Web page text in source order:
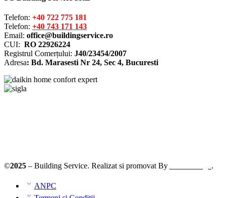
Telefon: +40 722 775 181
Telefon: +40 743 171 143
Email: office@buildingservice.ro
CUI: RO 22926224
Registrul Comerțului: J40/23454/2007
Adresa: Bd. Marasesti Nr 24, Sec 4, Bucuresti
©2025 – Building Service. Realizat si promovat By .
ANPC